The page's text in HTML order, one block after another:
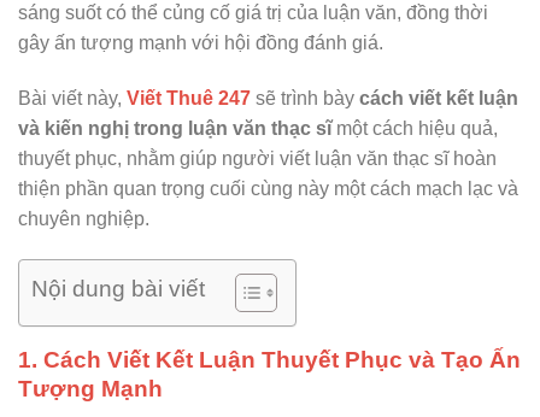
sáng suốt có thể củng cố giá trị của luận văn, đồng thời
gây ấn tượng mạnh với hội đồng đánh giá.
Bài viết này, Viết Thuê 247 sẽ trình bày cách viết kết luận
và kiến nghị trong luận văn thạc sĩmột cách hiệu quả,
thuyết phục, nhằm giúp người viết luận văn thạc sĩ hoàn
thiện phần quan trọng cuối cùng này một cách mạch lạc và
chuyên nghiệp.
Nội dung bài viết
1. Cách Viết Kết Luận Thuyết Phục và Tạo Ấn
Tượng Mạnh